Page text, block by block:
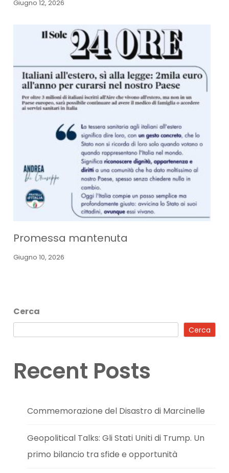
Giugno 12, 2026
Promessa mantenuta
Giugno 10, 2026
Cerca
Cerca
Recent Posts
Commemorazione del Disastro di Marcinelle
Geopolitical Talks: Gli Stati Uniti di Trump. Un
primo bilancio tra sfide e opportunità